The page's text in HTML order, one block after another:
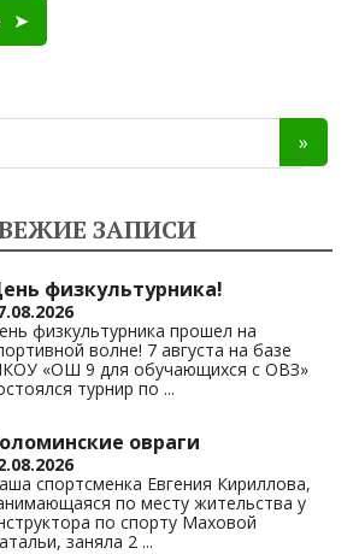
ЗАПИСИ
физкультурника!
физкультурника прошел на
волне! 7 августа на базе
«ОШ 9 для обучающихся с ОВЗ»
турнир по ...
овраги
спортсменка Евгения Кириллова,
по месту жительства у
по спорту Маховой
заняла 2 ...